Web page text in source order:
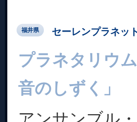
福井県 セーレンプラネッ
プラネタリウ
音のしずく」